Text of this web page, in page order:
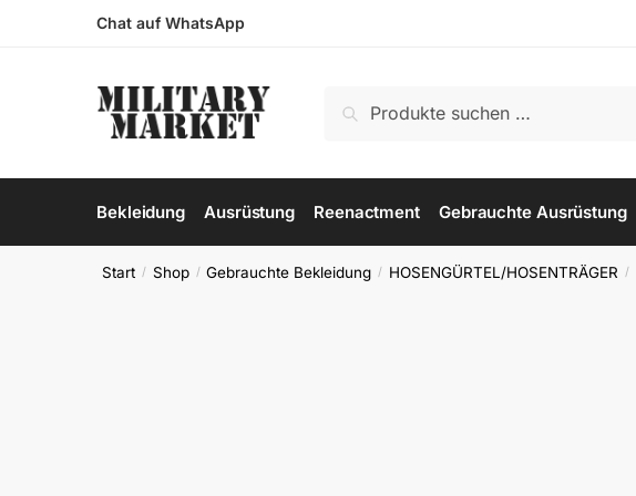
Chat auf WhatsApp
nach:
Suchen
Bekleidung Ausrüstung Reenactment Gebrauchte Ausrüstung
Start / Shop / Gebrauchte Bekleidung / HOSENGÜRTEL/HOSENTRÄGER /